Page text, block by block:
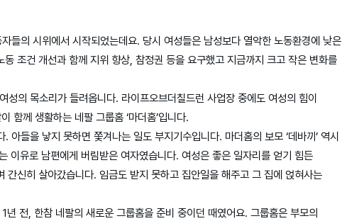
들의 시위에서 시작되었는데요. 당시 여성들은 남성보다 열악한 노동환경에 낮은
조건 개선과 함께 지위 향상, 참정권 등을 요구했고 지금까지 크고 작은 변화를
의 목소리가 들려옵니다. 라이프오브더칠드런 사업장 중에도 여성의 힘이
함께 생활하는 네팔 그룹홈 ‘마더홈’입니다.
아들을 낳지 못하면 쫓겨나는 일도 부지기수입니다. 마더홈의 보모 ‘데바끼’ 역시
이유로 남편에게 버림받은 여자였습니다. 여성은 좋은 일자리를 얻기 힘든
간신히 살아갔습니다. 임금도 받지 못하고 집안일을 해주고 그 집에 얹혀사는
전, 한참 네팔의 새로운 그룹홈을 준비 중이던 때였어요. 그룹홈은 부모의